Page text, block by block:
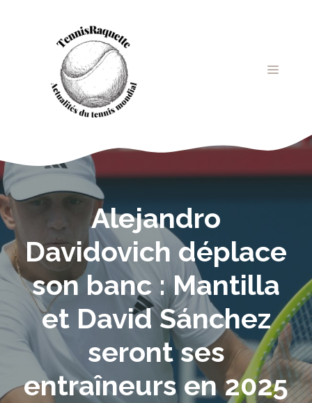
MENU
Alejandro
Davidovich déplace
son banc : Mantilla
et David Sánchez
seront ses
entraîneurs en 2025